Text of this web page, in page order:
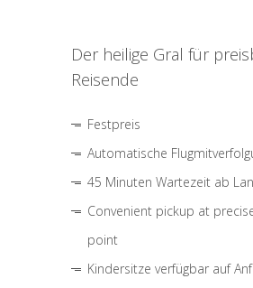
Der heilige Gral für
Reisende
Festpreis
Automatische
45 Minuten Wartezeit ab
Convenient pickup at
point
Kindersitze verfügbar auf